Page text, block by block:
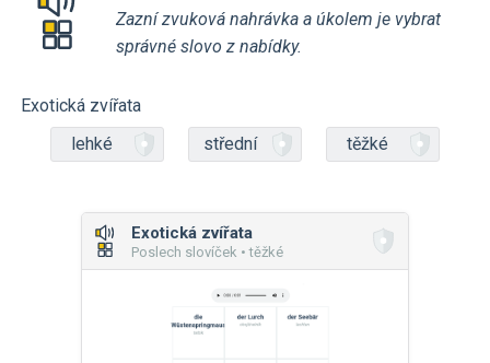
Zazní zvuková nahrávka a úkolem je vybrat
správné slovo z nabídky.
Exotická zvířata
lehké
střední těžké
Exotická zvířata
Poslech slovíček • těžké